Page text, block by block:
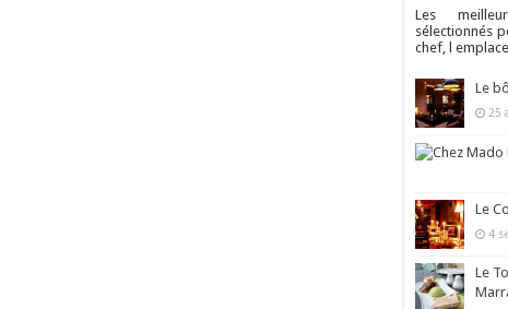
Les
sélectionnés
chef, l
Le
25
Le
4
Le